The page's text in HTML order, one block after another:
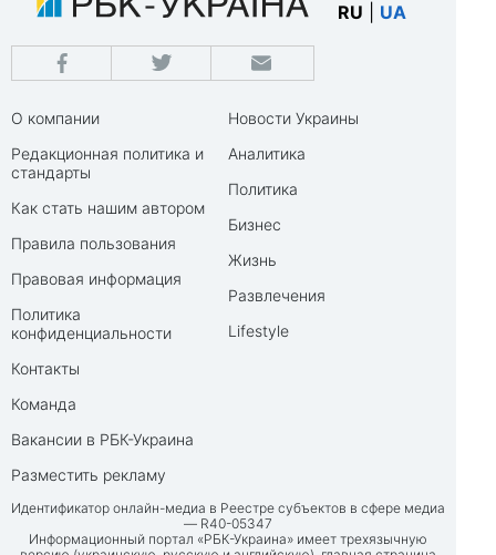
RU UA
О компании
Редакционная политика и
стандарты
Как стать нашим автором
Правила пользования
Правовая информация
Политика
конфиденциальности
Контакты
Команда
Вакансии в РБК-Украина
Разместить рекламу
Новости Украины
Аналитика
Политика
Бизнес
Жизнь
Развлечения
Lifestyle
Идентификатор онлайн-медиа в Реестре субъектов в сфере медиа
— R40-05347
Информационный портал «РБК-Украина» имеет трехязычную